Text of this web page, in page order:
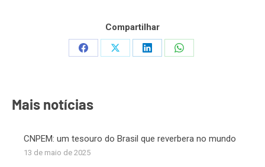
Compartilhar
Share
Share
Share
Share
Mais notícias
CNPEM: um tesouro do Brasil que reverbera no mundo
13 de maio de 2025